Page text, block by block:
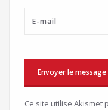
Ce site utilise